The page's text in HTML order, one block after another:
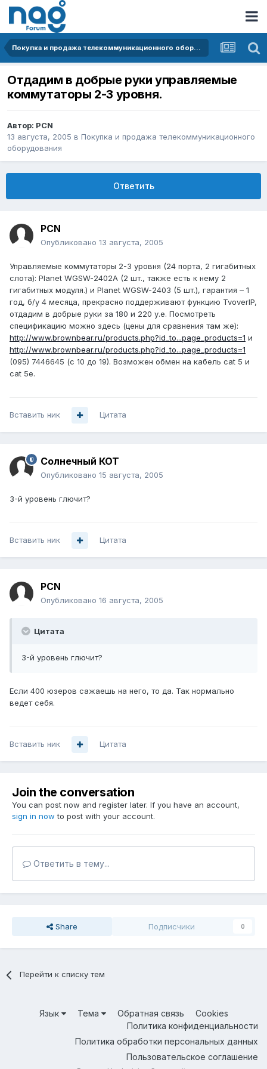
Покупка и продажа телекоммуникационного оборудования
Отдадим в добрые руки управляемые
коммутаторы 2-3 уровня.
Автор: PCN
13 августа, 2005 в Покупка и продажа телекоммуникационного
оборудования
Ответить
PCN
Опубликовано 13 августа, 2005
Управляемые коммутаторы 2-3 уровня (24 порта, 2 гигабитных
слота): Planet WGSW-2402А (2 шт., также есть к нему 2
гигабитных модуля.) и Planet WGSW-2403 (5 шт.), гарантия – 1
год, б/у 4 месяца, прекрасно поддерживают функцию TvoverIP,
отдадим в добрые руки за 180 и 220 у.е. Посмотреть
спецификацию можно здесь (цены для сравнения там же):
http://www.brownbear.ru/products.php?id_to...page_products=1 и
http://www.brownbear.ru/products.php?id_to...page_products=1
(095) 7446645 (с 10 до 19). Возможен обмен на кабель cat 5 и
cat 5е.
Вставить ник Цитата
Солнечный КОТ
Опубликовано 15 августа, 2005
3-й уровень глючит?
Вставить ник Цитата
PCN
Опубликовано 16 августа, 2005
Цитата
3-й уровень глючит?
Если 400 юзеров сажаешь на него, то да. Так нормально
ведет себя.
Вставить ник Цитата
Join the conversation
You can post now and register later. If you have an account,
sign in now to post with your account.
Ответить в тему...
Share Подписчики 0
Перейти к списку тем
Язык Тема Обратная связь
Cookies
Политика конфиденциальности
Политика обработки персональных данных
Пользовательское соглашение